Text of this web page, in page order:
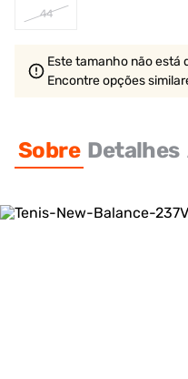
44
Este tamanho não está
Encontre opções
Sobre Detalhes